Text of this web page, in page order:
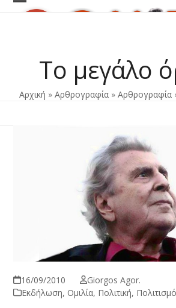
Skip
Open
Close
Το μεγάλο
Αρχική » Αρθρογραφία » Αρθρογραφία
16/09/2010
Giorgos Agor.
Εκδήλωση, Ομιλία, Πολιτική,